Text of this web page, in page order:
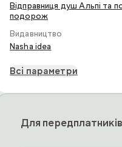
Відправниця душ Альпі та
подорож
Видавництво
Nasha idea
Всі параметри
Для